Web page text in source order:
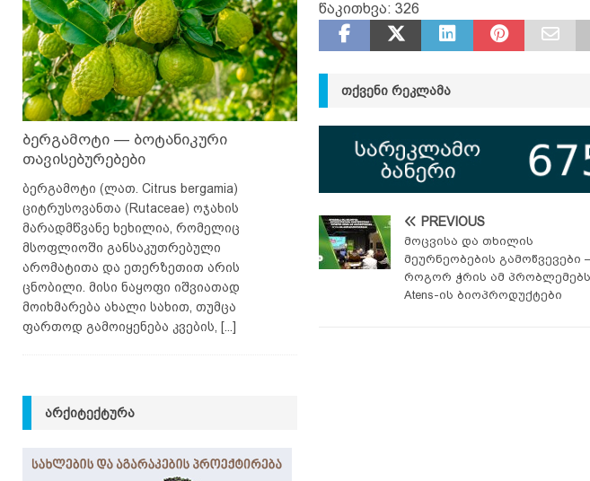
წაკითხვა: 326
ᲗᲥᲕᲔᲜᲘ ᲠᲔᲙᲚᲐᲛᲐ
PREVIOUS
მოცვისა და თხილის
მეურნეობების გამოწვევები –
როგორ ჭრის ამ პრობლემებს
Atens-ის ბიოპროდუქტები
ბერგამოტი — ბოტანიკური
თავისებურებები
ბერგამოტი (ლათ. Citrus bergamia)
ციტრუსოვანთა (Rutaceae) ოჯახის
მარადმწვანე ხეხილია, რომელიც
მსოფლიოში განსაკუთრებული
არომატითა და ეთერზეთით არის
ცნობილი. მისი ნაყოფი იშვიათად
მოიხმარება ახალი სახით, თუმცა
ფართოდ გამოიყენება კვების,
[...]
ᲐᲠᲥᲘᲢᲔᲥᲢᲣᲠᲐ